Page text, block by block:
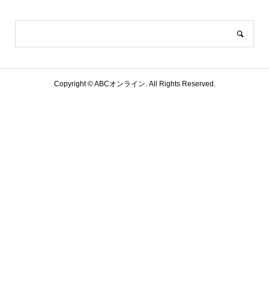
Copyright ©ABCオンライン. All Rights Reserved.